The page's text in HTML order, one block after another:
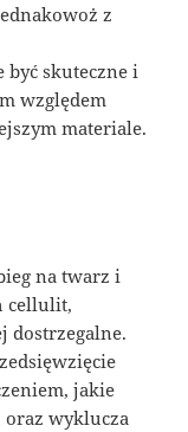
z
być skuteczne i
względem
materiale.
na twarz i
cellulit,
dostrzegalne.
jakie
oraz wyklucza